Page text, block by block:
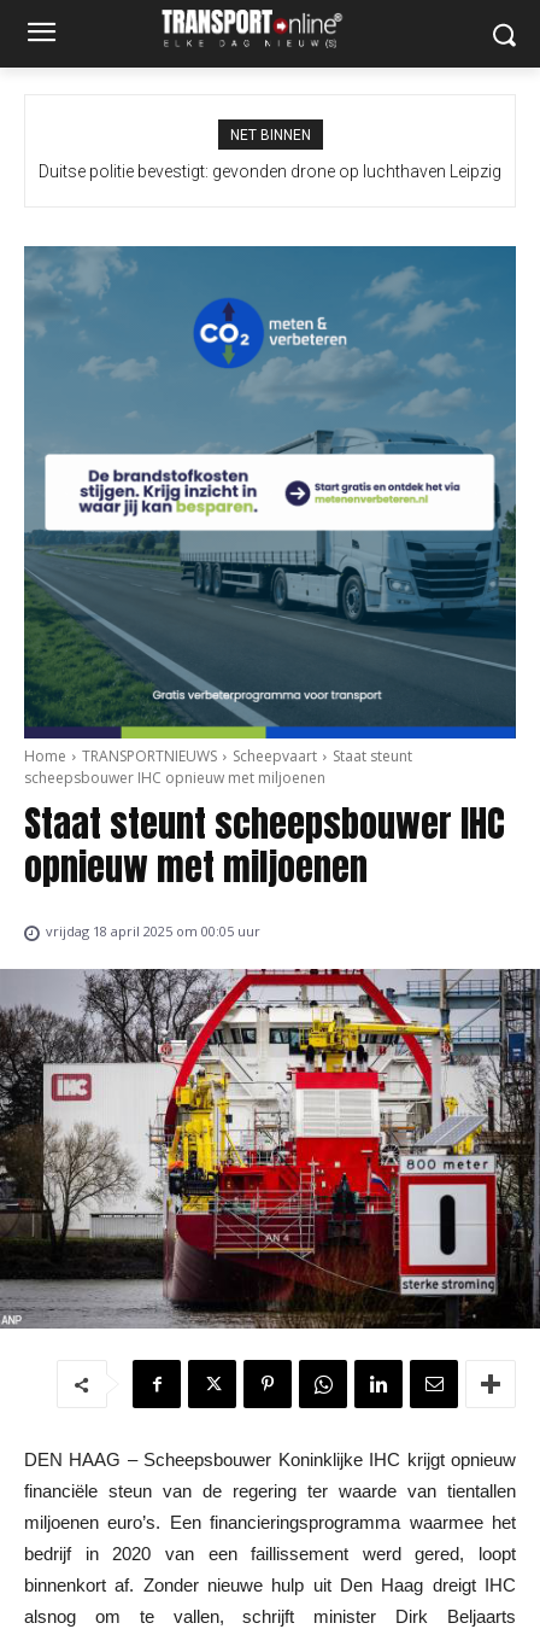
NET BINNEN
Duitse politie bevestigt: gevonden drone op luchthaven Leipzig
Home TRANSPORTNIEUWS Scheepvaart
Staat steunt
scheepsbouwer IHC opnieuw met miljoenen
Staat steunt scheepsbouwer IHC
opnieuw met miljoenen
vrijdag 18 april 2025 om 00:05 uur
DEN HAAG – Scheepsbouwer Koninklijke IHC krijgt opnieuw
financiële steun van de regering ter waarde van tientallen
miljoenen euro’s. Een financieringsprogramma waarmee het
bedrijf in 2020 van een faillissement werd gered, loopt
binnenkort af. Zonder nieuwe hulp uit Den Haag dreigt IHC
alsnog om te vallen, schrijft minister Dirk Beljaarts